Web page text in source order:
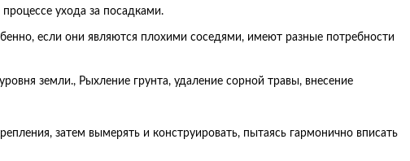
процессе ухода за посадками.
если они являются плохими соседями, имеют разные потребности
земли., Рыхление грунта, удаление сорной травы, внесение
затем вымерять и конструировать, пытаясь гармонично вписать